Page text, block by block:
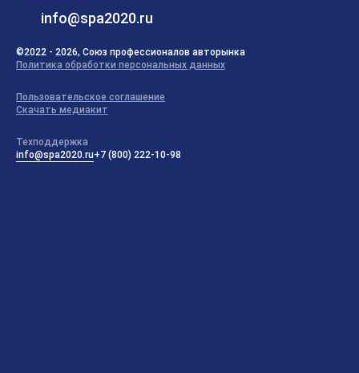
info@spa2020.ru
©2022 - 2026, Союз профессионалов авторынка
Политика обработки персональных данных
Пользовательское соглашение
Скачать медиакит
Техподдержка
info@spa2020.ru+7 (800) 222-10-98